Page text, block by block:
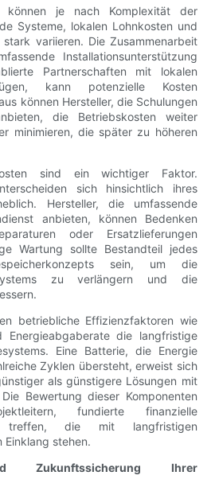
können je nach Komplexität der
Systeme, lokalen Lohnkosten und
stark variieren. Die Zusammenarbeit
Installationsunterstützung
Partnerschaften mit lokalen
kann potenzielle Kosten
können Hersteller, die Schulungen
die Betriebskosten weiter
minimieren, die später zu höheren
sind ein wichtiger Faktor.
sich hinsichtlich ihres
Hersteller, die umfassende
anbieten, können Bedenken
oder Ersatzlieferungen
Wartung sollte Bestandteil jedes
sein, um die
zu verlängern und die
betriebliche Effizienzfaktoren wie
Energieabgaberate die langfristige
Eine Batterie, die Energie
Zyklen übersteht, erweist sich
als günstigere Lösungen mit
Bewertung dieser Komponenten
fundierte finanzielle
treffen, die mit langfristigen
Einklang stehen.
Zukunftssicherung Ihrer